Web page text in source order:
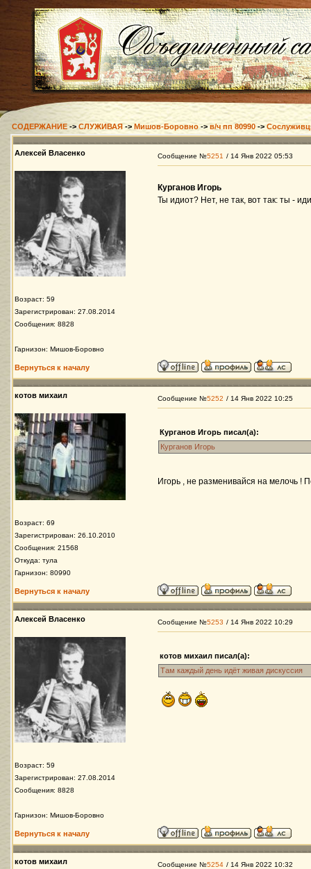
СОДЕРЖАНИЕ ->СЛУЖИВАЯ->Мишов-Боровно ->в/ч пп 80990 ->
Алексей Власенко
Возраст: 59
Зарегистрирован: 27.08.2014
Сообщения: 8828
Гарнизон: Мишов-Боровно
Сообщение №5251 / 14 Янв 2022 05:53
Курганов Игорь
Ты идиот? Нет, не так, вот так: ты -
Вернуться к началу
котов михаил
Возраст: 69
Зарегистрирован: 26.10.2010
Сообщения: 21568
Откуда: тула
Гарнизон: 80990
Сообщение №5252 / 14 Янв 2022 10:25
Курганов Игорь писал(а):
Курганов Игорь
Игорь , не разменивайся на мелочь !
Вернуться к началу
Алексей Власенко
Возраст: 59
Зарегистрирован: 27.08.2014
Сообщения: 8828
Гарнизон: Мишов-Боровно
Сообщение №5253 / 14 Янв 2022 10:29
котов михаил писал(а):
Там каждый день идёт живая дискуссия
Вернуться к началу
котов михаил Сообщение №5254 / 14 Янв 2022 10:32